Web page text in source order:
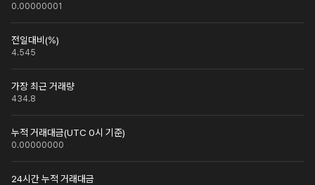
0.00000001
전일대비(%)
4.545
가장 최근 거래량
434.8
누적 거래대금(UTC 0시 기준)
0.00000000
24시간 누적 거래대금